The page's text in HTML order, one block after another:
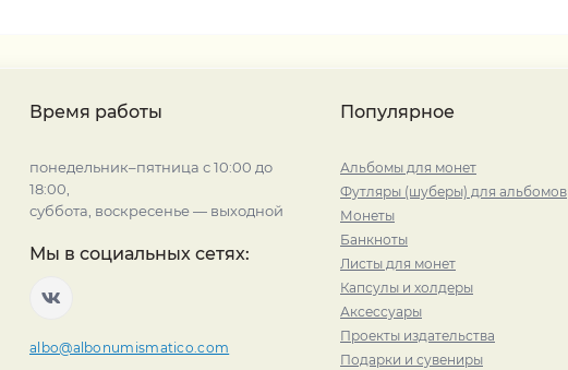
Время работы
понедельник–пятница с 10:00 до
18:00,
суббота, воскресенье — выходной
Мы в социальных сетях:
albo@albonumismatico.com
Популярное
Альбомы для монет
Футляры (шуберы) для альбомов
Монеты
Банкноты
Листы для монет
Капсулы и холдеры
Аксессуары
Проекты издательства
Подарки и сувениры